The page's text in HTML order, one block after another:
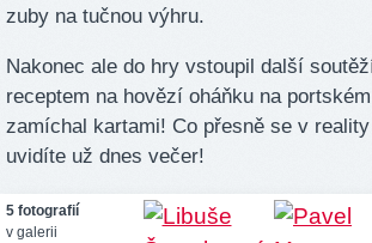
zuby na tučnou výhru.
Nakonec ale do hry vstoupil další
receptem na hovězí oháňku na
zamíchal kartami! Co přesně se v
uvidíte už dnes večer!
5 fotografií
v galerii